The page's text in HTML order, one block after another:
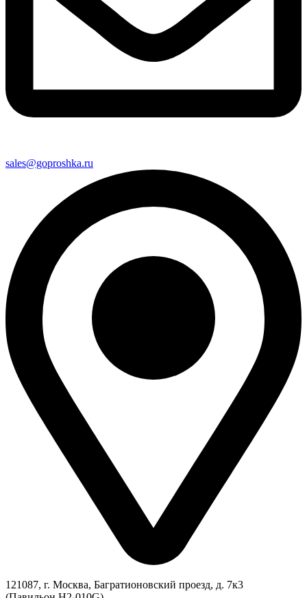
sales@goproshka.ru
121087, г. Москва, Багратионовский проезд, д. 7к3